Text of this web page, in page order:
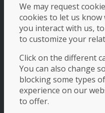
We may request
cookies to let us
you interact with us,
to customize your
Click on the different
You can also change
blocking some types
experience on our
to offer.